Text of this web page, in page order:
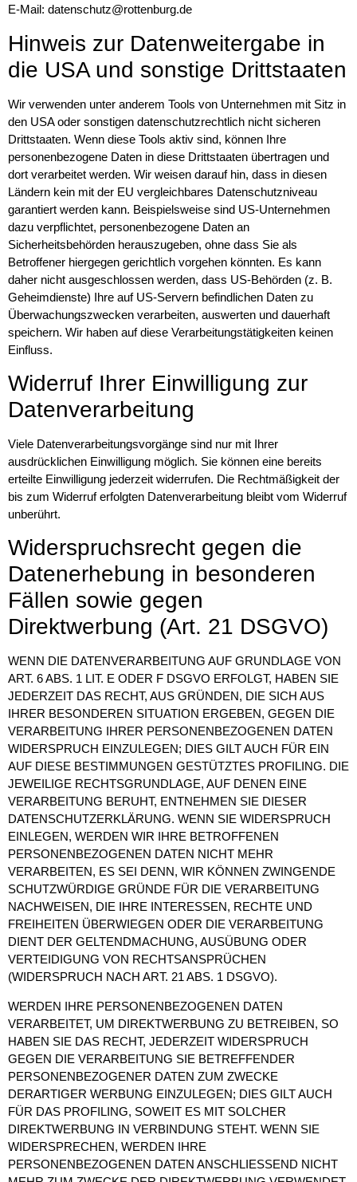
E-Mail: datenschutz@rottenburg.de
Hinweis zur Datenweitergabe in
die USA und sonstige Drittstaaten
Wir verwenden unter anderem Tools von Unternehmen mit Sitz in
den USA oder sonstigen datenschutzrechtlich nicht sicheren
Drittstaaten. Wenn diese Tools aktiv sind, können Ihre
personenbezogene Daten in diese Drittstaaten übertragen und
dort verarbeitet werden. Wir weisen darauf hin, dass in diesen
Ländern kein mit der EU vergleichbares Datenschutzniveau
garantiert werden kann. Beispielsweise sind US-Unternehmen
dazu verpflichtet, personenbezogene Daten an
Sicherheitsbehörden herauszugeben, ohne dass Sie als
Betroffener hiergegen gerichtlich vorgehen könnten. Es kann
daher nicht ausgeschlossen werden, dass US-Behörden (z. B.
Geheimdienste) Ihre auf US-Servern befindlichen Daten zu
Überwachungszwecken verarbeiten, auswerten und dauerhaft
speichern. Wir haben auf diese Verarbeitungstätigkeiten keinen
Einfluss.
Widerruf Ihrer Einwilligung zur
Datenverarbeitung
Viele Datenverarbeitungsvorgänge sind nur mit Ihrer
ausdrücklichen Einwilligung möglich. Sie können eine bereits
erteilte Einwilligung jederzeit widerrufen. Die Rechtmäßigkeit der
bis zum Widerruf erfolgten Datenverarbeitung bleibt vom Widerruf
unberührt.
Widerspruchsrecht gegen die
Datenerhebung in besonderen
Fällen sowie gegen
Direktwerbung (Art. 21 DSGVO)
WENN DIE DATENVERARBEITUNG AUF GRUNDLAGE VON
ART. 6 ABS. 1 LIT. E ODER F DSGVO ERFOLGT, HABEN SIE
JEDERZEIT DAS RECHT, AUS GRÜNDEN, DIE SICH AUS
IHRER BESONDEREN SITUATION ERGEBEN, GEGEN DIE
VERARBEITUNG IHRER PERSONENBEZOGENEN DATEN
WIDERSPRUCH EINZULEGEN; DIES GILT AUCH FÜR EIN
AUF DIESE BESTIMMUNGEN GESTÜTZTES PROFILING. DIE
JEWEILIGE RECHTSGRUNDLAGE, AUF DENEN EINE
VERARBEITUNG BERUHT, ENTNEHMEN SIE DIESER
DATENSCHUTZERKLÄRUNG. WENN SIE WIDERSPRUCH
EINLEGEN, WERDEN WIR IHRE BETROFFENEN
PERSONENBEZOGENEN DATEN NICHT MEHR
VERARBEITEN, ES SEI DENN, WIR KÖNNEN ZWINGENDE
SCHUTZWÜRDIGE GRÜNDE FÜR DIE VERARBEITUNG
NACHWEISEN, DIE IHRE INTERESSEN, RECHTE UND
FREIHEITEN ÜBERWIEGEN ODER DIE VERARBEITUNG
DIENT DER GELTENDMACHUNG, AUSÜBUNG ODER
VERTEIDIGUNG VON RECHTSANSPRÜCHEN
(WIDERSPRUCH NACH ART. 21 ABS. 1 DSGVO).
WERDEN IHRE PERSONENBEZOGENEN DATEN
VERARBEITET, UM DIREKTWERBUNG ZU BETREIBEN, SO
HABEN SIE DAS RECHT, JEDERZEIT WIDERSPRUCH
GEGEN DIE VERARBEITUNG SIE BETREFFENDER
PERSONENBEZOGENER DATEN ZUM ZWECKE
DERARTIGER WERBUNG EINZULEGEN; DIES GILT AUCH
FÜR DAS PROFILING, SOWEIT ES MIT SOLCHER
DIREKTWERBUNG IN VERBINDUNG STEHT. WENN SIE
WIDERSPRECHEN, WERDEN IHRE
PERSONENBEZOGENEN DATEN ANSCHLIESSEND NICHT